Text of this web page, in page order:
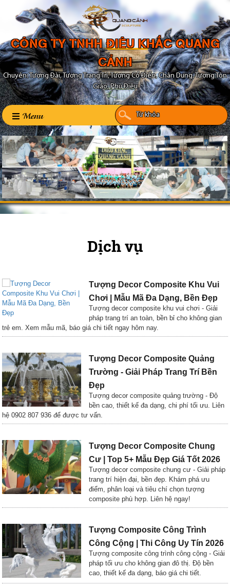
CÔNG TY TNHH ĐIÊU KHẮC QUANG
CẢNH
Chuyên: Tượng Đài, Tượng Trang Trí, Tượng Cổ Điển, Chân Dung, Tượng Tôn
Giáo, Phù Điêu
Menu
Dịch vụ
Tượng Decor Composite Khu Vui
Chơi | Mẫu Mã Đa Dạng, Bền Đẹp
Tượng decor composite khu vui chơi - Giải
pháp trang trí an toàn, bền bỉ cho không gian
trẻ em. Xem mẫu mã, báo giá chi tiết ngay hôm nay.
Tượng Decor Composite Quảng
Trường - Giải Pháp Trang Trí Bền
Đẹp
Tượng decor composite quảng trường - Độ
bền cao, thiết kế đa dạng, chi phí tối ưu. Liên
hệ 0902 807 936 để được tư vấn.
Tượng Decor Composite Chung
Cư | Top 5+ Mẫu Đẹp Giá Tốt 2026
Tượng decor composite chung cư - Giải pháp
trang trí hiện đại, bền đẹp. Khám phá ưu
điểm, phân loại và tiêu chí chọn tượng
composite phù hợp. Liên hệ ngay!
Tượng Composite Công Trình
Công Cộng | Thi Công Uy Tín 2026
Tượng composite công trình công cộng - Giải
pháp tối ưu cho không gian đô thị. Độ bền
cao, thiết kế đa dạng, báo giá chi tiết.